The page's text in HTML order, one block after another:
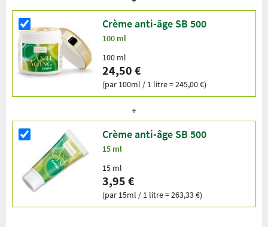
Crème anti-âge SB 500
100 ml
100 ml
24,50 €
(par 100ml / 1 litre = 245,00 €)
Crème anti-âge SB 500
15 ml
15 ml
3,95 €
(par 15ml / 1 litre = 263,33 €)